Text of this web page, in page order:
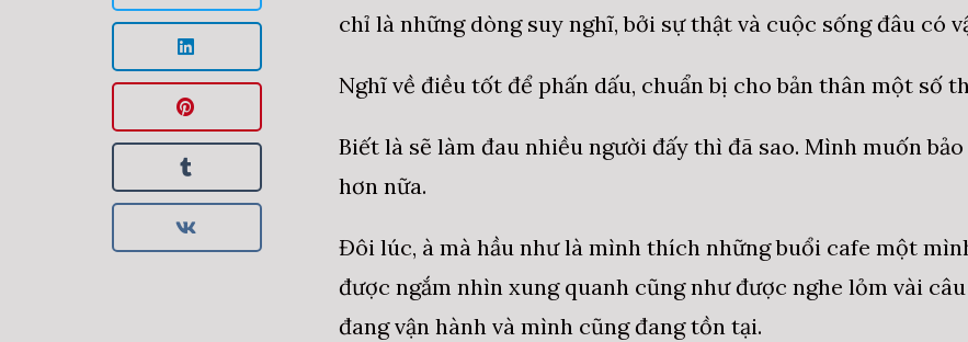
chỉ là những dòng suy nghĩ, bởi sự thật và cuộc sống đâu có
Nghĩ về điều tốt để phấn dấu, chuẩn bị cho bản thân một số
Biết là sẽ làm đau nhiều người đấy thì đã sao. Mình muốn
hơn nữa.
Đôi lúc, à mà hầu như là mình thích những buổi cafe một
được ngắm nhìn xung quanh cũng như được nghe lỏm vài
đang vận hành và mình cũng đang tồn tại.